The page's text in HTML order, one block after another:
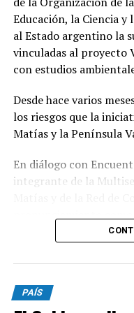
Educación, la Ciencia y
al Estado argentino la
vinculadas al proyecto
con estudios
Desde hace varios
los riesgos que la
Matías y la Península
En diálogo con
integrante de la
trabajo articulado
científicos y
ante organismos
Según explicó, durante
PAÍS